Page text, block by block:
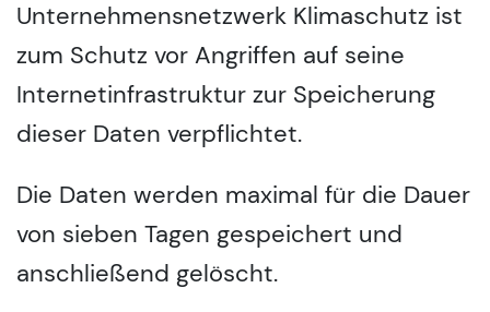
Unternehmensnetzwerk Klimaschutz ist
zum Schutz vor Angriffen auf seine
Internetinfrastruktur zur Speicherung
dieser Daten verpflichtet.
Die Daten werden maximal für die Dauer
von sieben Tagen gespeichert und
anschließend gelöscht.